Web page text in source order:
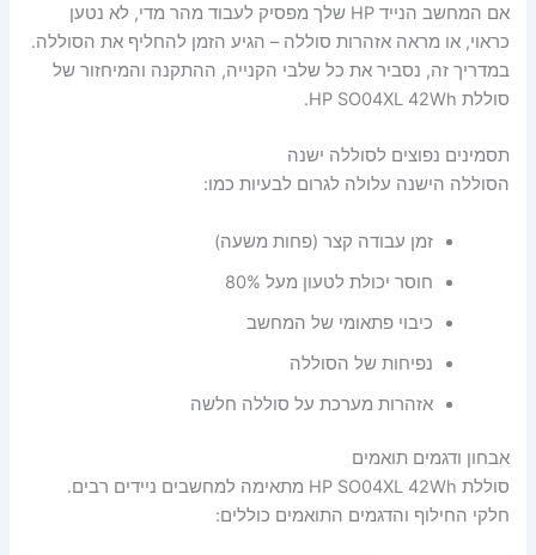
אם המחשב הנייד HP שלך מפסיק לעבוד מהר מדי, לא נטען
כראוי, או מראה אזהרות סוללה – הגיע הזמן להחליף את הסוללה.
במדריך זה, נסביר את כל שלבי הקנייה, ההתקנה והמיחזור של
סוללת HP SO04XL 42Wh.
תסמינים נפוצים לסוללה ישנה
הסוללה הישנה עלולה לגרום לבעיות כמו:
זמן עבודה קצר (פחות משעה)
חוסר יכולת לטעון מעל 80%
כיבוי פתאומי של המחשב
נפיחות של הסוללה
אזהרות מערכת על סוללה חלשה
אבחון ודגמים תואמים
סוללת HP SO04XL 42Wh מתאימה למחשבים ניידים רבים.
חלקי החילוף והדגמים התואמים כוללים: